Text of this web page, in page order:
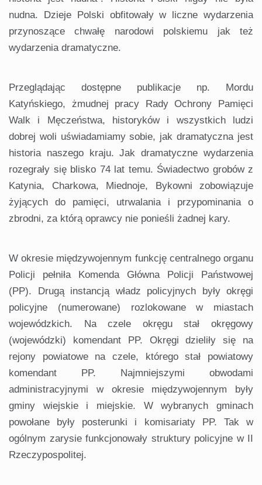
nudna. Dzieje Polski obfitowały w liczne wydarzenia
przynoszące chwałę narodowi polskiemu jak też
wydarzenia dramatyczne.
Przeglądając dostępne publikacje np. Mordu
Katyńskiego, żmudnej pracy Rady Ochrony Pamięci
Walk i Męczeństwa, historyków i wszystkich ludzi
dobrej woli uświadamiamy sobie, jak dramatyczna jest
historia naszego kraju. Jak dramatyczne wydarzenia
rozegrały się blisko 74 lat temu. Świadectwo grobów z
Katynia, Charkowa, Miednoje, Bykowni zobowiązuje
żyjących do pamięci, utrwalania i przypominania o
zbrodni, za którą oprawcy nie ponieśli żadnej kary.
W okresie międzywojennym funkcję centralnego organu
Policji pełniła Komenda Główna Policji Państwowej
(PP). Drugą instancją władz policyjnych były okręgi
policyjne (numerowane) rozlokowane w miastach
wojewódzkich. Na czele okręgu stał okręgowy
(wojewódzki) komendant PP. Okręgi dzieliły się na
rejony powiatowe na czele, którego stał powiatowy
komendant PP. Najmniejszymi obwodami
administracyjnymi w okresie międzywojennym były
gminy wiejskie i miejskie. W wybranych gminach
powołane były posterunki i komisariaty PP. Tak w
ogólnym zarysie funkcjonowały struktury policyjne w II
Rzeczypospolitej.